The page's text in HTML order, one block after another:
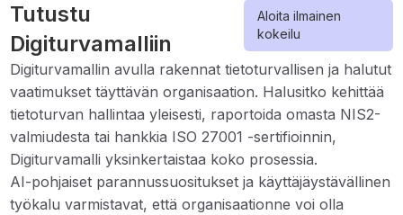
Tutustu
Digiturvamalliin
Aloita ilmainen
kokeilu
Digiturvamallin avulla rakennat tietoturvallisen ja halutut
vaatimukset täyttävän organisaation. Halusitko kehittää
tietoturvan hallintaa yleisesti, raportoida omasta NIS2-
valmiudesta tai hankkia ISO 27001 -sertifioinnin,
Digiturvamalli yksinkertaistaa koko prosessia.
AI-pohjaiset parannussuositukset ja käyttäjäystävällinen
työkalu varmistavat, että organisaationne voi olla